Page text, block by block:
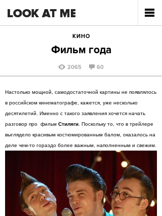
КИНО
Фильм года
2065 60
Настолько мощной, самодостаточной картины не появлялось
в российском кинематографе, кажется, уже несколько
десятилетий. Именно с такого заявления хочется начать
разговор про фильм Стиляги . Поскольку то, что в трейлере
выглядело красивым костюмированным балом, оказалось на
деле чем-то гораздо более важным, наполненным и свежим.